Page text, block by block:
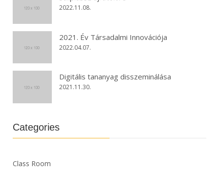
2022.11.08.
2021. Év Társadalmi Innovációja
2022.04.07.
Digitális tananyag disszeminálása
2021.11.30.
Categories
Class Room